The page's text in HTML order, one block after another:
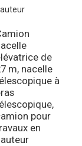
de
m, nacelle
à
pour
en